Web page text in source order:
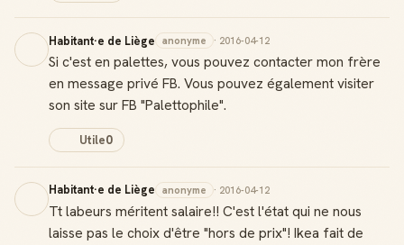
Habitant·e de Liège anonyme · 2016-04-12
Si c'est en palettes, vous pouvez contacter mon frère
en message privé FB. Vous pouvez également visiter
son site sur FB "Palettophile".
Utile0
Habitant·e de Liège anonyme · 2016-04-12
Tt labeurs méritent salaire!! C'est l'état qui ne nous
laisse pas le choix d'être "hors de prix"! Ikea fait de